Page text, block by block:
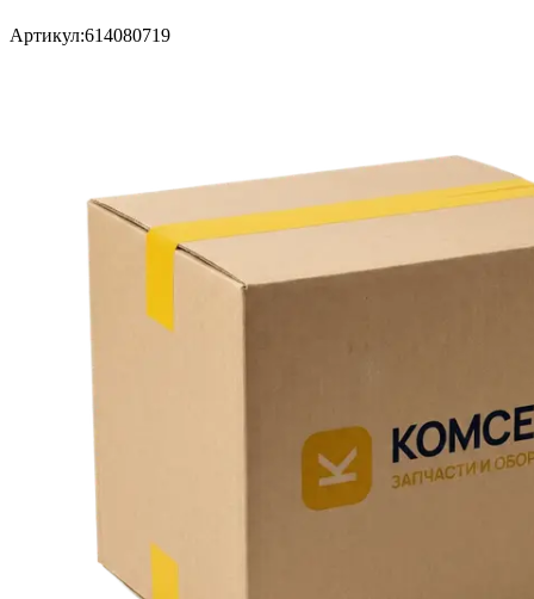
Артикул:614080719